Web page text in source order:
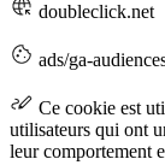
doubleclick.net
ads/ga-
Ce cookie est
utilisateurs qui ont
leur comportement